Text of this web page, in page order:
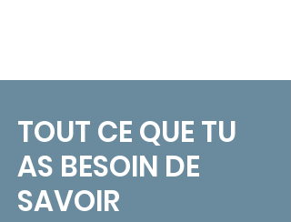
TOUT CE QUE TU
AS BESOIN DE
SAVOIR